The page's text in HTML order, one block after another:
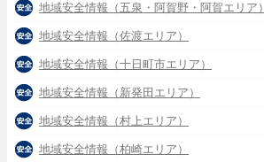
地域安全情報（五泉・阿賀野・阿賀エリア）
地域安全情報（佐渡エリア）
地域安全情報（十日町市エリア）
地域安全情報（新発田エリア）
地域安全情報（村上エリア）
地域安全情報（柏崎エリア）